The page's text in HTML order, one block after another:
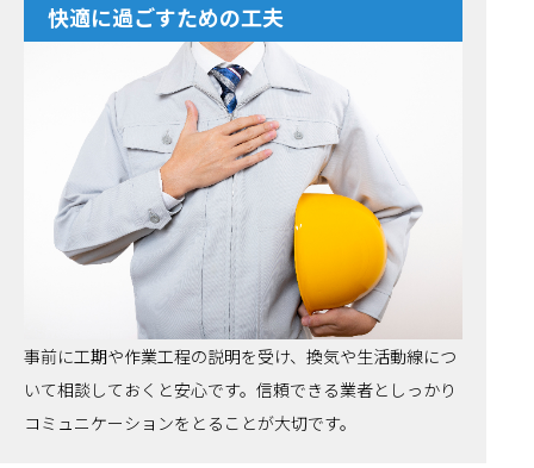
快適に過ごすための工夫
事前に工期や作業工程の説明を受け、換気や生活動線につ
いて相談しておくと安心です。信頼できる業者としっかり
コミュニケーションをとることが大切です。